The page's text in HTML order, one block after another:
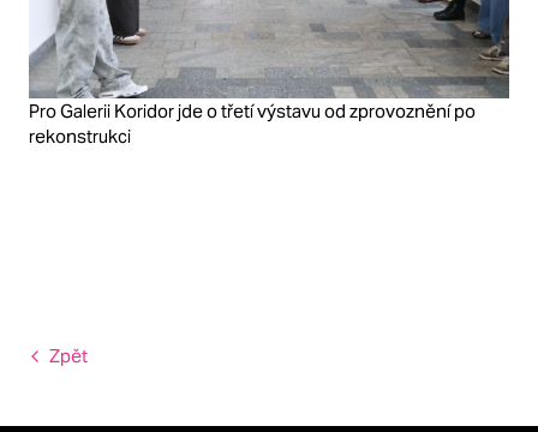
Pro Galerii Koridor jde o třetí výstavu od zprovoznění po
rekonstrukci
Zpět